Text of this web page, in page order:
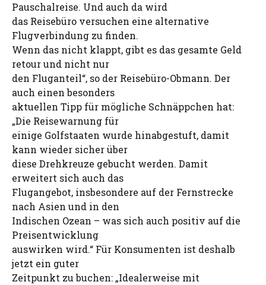
Pauschalreise. Und auch da wird
das Reisebüro versuchen eine alternative
Flugverbindung zu finden.
Wenn das nicht klappt, gibt es das gesamte Geld
retour und nicht nur
den Fluganteil“, so der Reisebüro-Obmann. Der
auch einen besonders
aktuellen Tipp für mögliche Schnäppchen hat:
„Die Reisewarnung für
einige Golfstaaten wurde hinabgestuft, damit
kann wieder sicher über
diese Drehkreuze gebucht werden. Damit
erweitert sich auch das
Flugangebot, insbesondere auf der Fernstrecke
nach Asien und in den
Indischen Ozean – was sich auch positiv auf die
Preisentwicklung
auswirken wird.“ Für Konsumenten ist deshalb
jetzt ein guter
Zeitpunkt zu buchen: „Idealerweise mit